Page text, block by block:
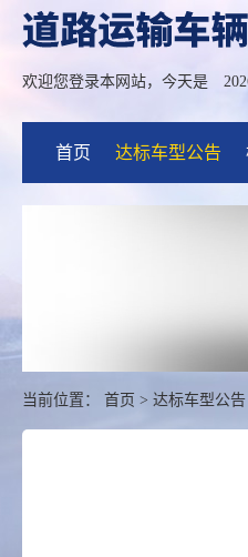
欢迎您登录本网站，今天是
首页 达标车型公告
当前位置： 首页 > 达标车型公告